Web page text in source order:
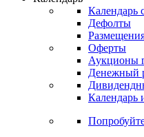
Откройте
Получить
Календарь
Календарь
Дефолты
Оферты
Денежный